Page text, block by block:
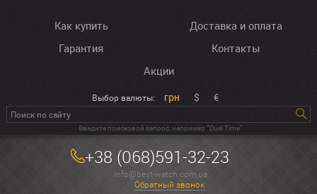
Как купить
Доставка и оплата
Гарантия
Контакты
Акции
Выбор валюты: грн $ €
Введите поисковой запрос, например “Dual Time”
+38 (068)591-32-23
info@best-watch.com.ua
Обратный звонок